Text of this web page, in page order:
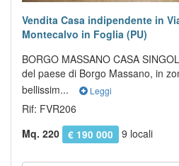
Vendita Casa indipendente in
Montecalvo in Foglia (PU)
BORGO MASSANO CASA
del paese di Borgo Massano, in
bellissim...
Leggi
Rif: FVR206
Mq. 220
€ 190 000 9 locali